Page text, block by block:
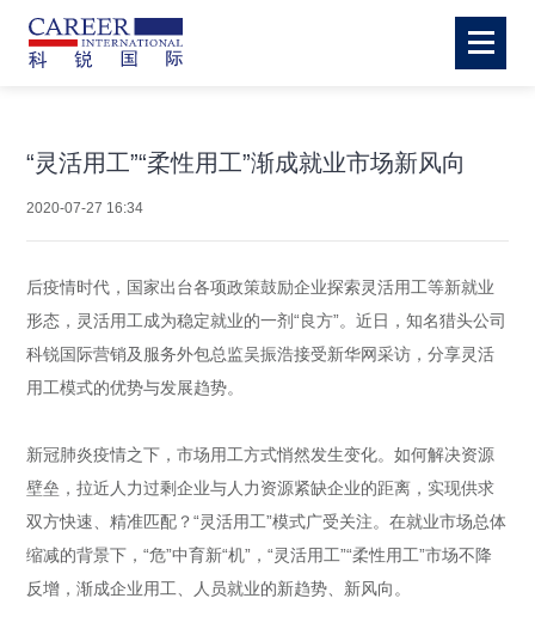
“灵活用工”“柔性用工”渐成就业市场新风向
2020-07-27 16:34
后疫情时代，国家出台各项政策鼓励企业探索灵活用工等新就业
形态，灵活用工成为稳定就业的一剂“良方”。近日，知名猎头公司
科锐国际营销及服务外包总监吴振浩接受新华网采访，分享灵活
用工模式的优势与发展趋势。
新冠肺炎疫情之下，市场用工方式悄然发生变化。如何解决资源
壁垒，拉近人力过剩企业与人力资源紧缺企业的距离，实现供求
双方快速、精准匹配？“灵活用工”模式广受关注。在就业市场总体
缩减的背景下，“危”中育新“机”，“灵活用工”“柔性用工”市场不降
反增，渐成企业用工、人员就业的新趋势、新风向。